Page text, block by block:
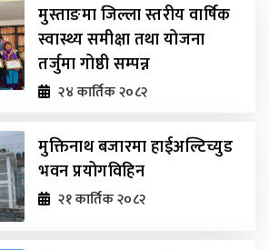
मुस्ताङमा जिल्ला स्तरीय वार्षिक
स्वास्थ्य समीक्षा तथा योजना
तर्जुमा गोष्ठी सम्पन्न
२४ कार्तिक २०८२
मुक्तिनाथ बजारमा हाईअल्टिच्युड
भवन प्रयोगविहिन
२१ कार्तिक २०८२